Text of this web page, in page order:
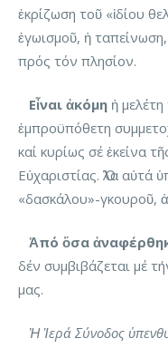
ἐκρίζωση τοῦ «ἰδίου
ἐγωισμοῦ, ἡ
πρός τόν πλησίον.
Εἶναι ἀκόμη ἡ
ἐμπροϋπόθετη
καί κυρίως σέ ἐκείνα
Εὐχαριστίας. Ὅλα αὐτά
«δασκάλου»-γκουροῦ,
Ἀπό ὅσα
δέν συμβιβάζεται μέ
μας.
Ἡ Ἱερά Σύνοδος